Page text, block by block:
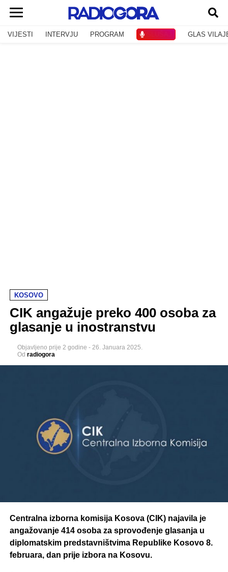
VIJESTI INTERVJU PROGRAM SLUŠAJ GLAS
KOSOVO
CIK angažuje preko 400 osoba za
glasanje u inostranstvu
Objavljeno prije 2 godine - 26. Januara 2025.
Od radiogora
Centralna izborna komisija Kosova (CIK) najavila je
angažovanje 414 osoba za sprovođenje glasanja u
diplomatskim predstavništvima Republike Kosovo 8.
februara, dan prije izbora na Kosovu.